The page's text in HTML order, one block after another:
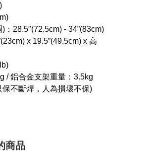
：28.5″(72.5cm) - 34”(83cm)
x 19.5”(49.5cm) x 高
/ 鋁合金支架重量：3.5kg
不斷焊，人為損壞不保)
商品